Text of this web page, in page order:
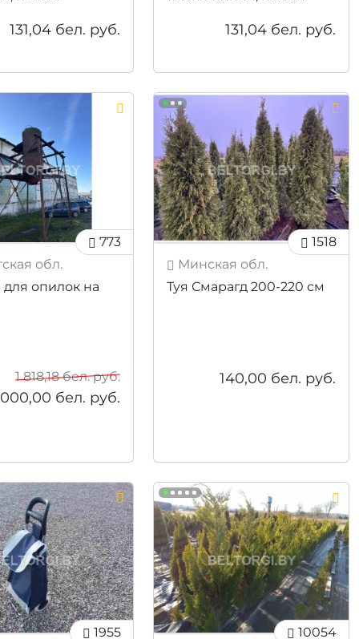
131,04 бел. руб. 131,04бел. руб.
773
обл.
опилок на
1 818,18бел. руб.
000,00 бел. руб.
1518
Минская обл.
Туя Смарагд 200-220 см
140,00 бел. руб.
1955 10054